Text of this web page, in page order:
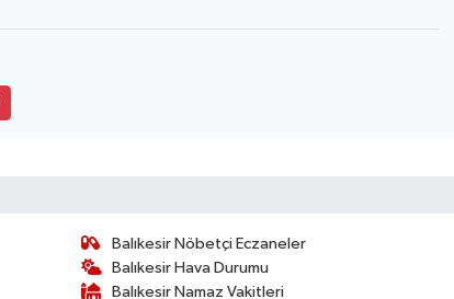
Balıkesir Nöbetçi Eczaneler
Balıkesir Hava Durumu
Balıkesir Namaz Vakitleri